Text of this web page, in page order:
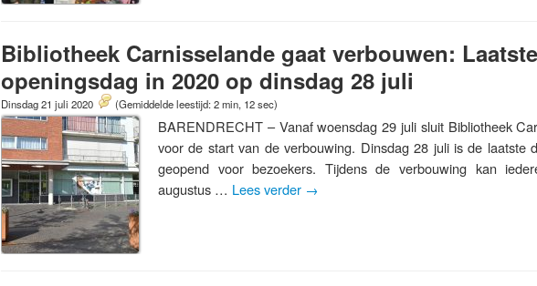
Bibliotheek Carnisselande gaat verbouwen: Laatste
openingsdag in 2020 op dinsdag 28 juli
Dinsdag 21 juli 2020 (Gemiddelde leestijd: 2 min, 12 sec)
BARENDRECHT – Vanaf woensdag 29 juli sluit Bibliotheek
voor de start van de verbouwing. Dinsdag 28 juli is de laatste
geopend voor bezoekers. Tijdens de verbouwing kan
augustus … Lees verder →